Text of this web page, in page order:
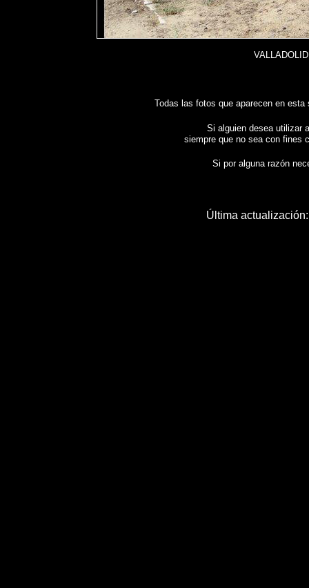
Todas las fotos que aparecen en esta
Si alguien desea utilizar
siempre que no sea con fines
Si por alguna razón
Última